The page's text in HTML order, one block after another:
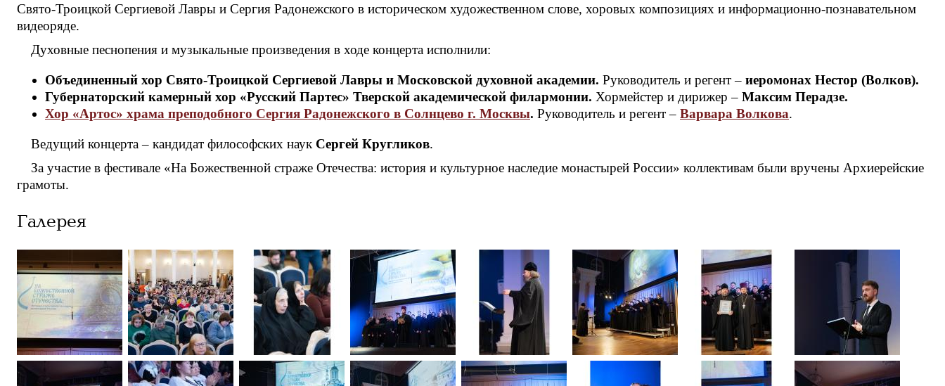
Свято-Троицкой Сергиевой Лавры и Сергия Радонежского в историческом художественном слове, хоровых композициях и информационно-познавательном
видеоряде.
Духовные песнопения и музыкальные произведения в ходе концерта исполнили:
Объединенный хор Свято-Троицкой Сергиевой Лавры и Московской духовной академии. Руководитель и регент – иеромонах Нестор (Волков).
Губернаторский камерный хор «Русский Партес» Тверской академической филармонии. Хормейстер и дирижер – Максим Перадзе.
Хор «Артос» храма преподобного Сергия Радонежского в Солнцево г. Москвы. Руководитель и регент – Варвара Волкова.
Ведущий концерта – кандидат философских наук Сергей Кругликов.
За участие в фестивале «На Божественной страже Отечества: история и культурное наследие монастырей России» коллективам были вручены Архиерейские
грамоты.
Галерея